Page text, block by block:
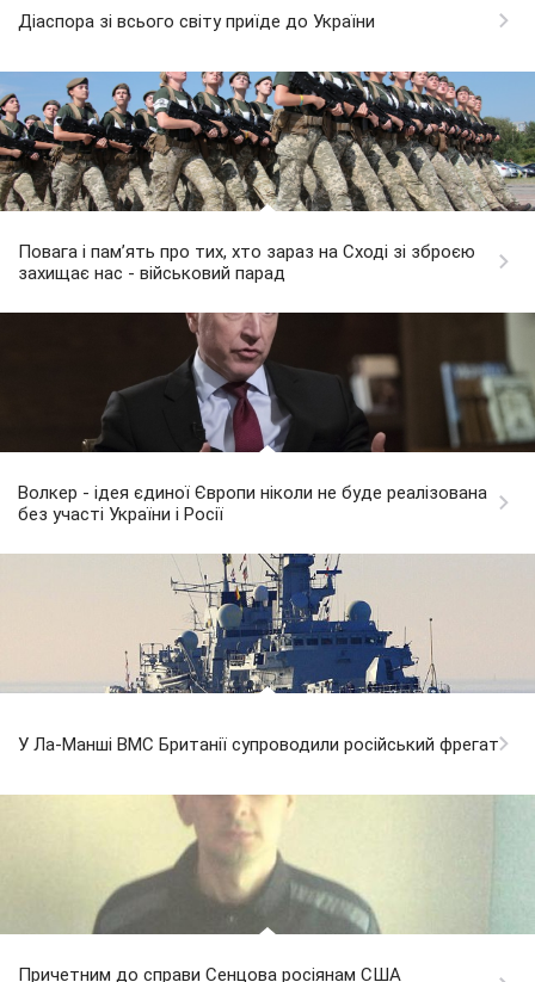
Діаспора зі всього світу приїде до України
Повага і пам’ять про тих, хто зараз на Сході зі зброєю
захищає нас - військовий парад
Волкер - ідея єдиної Європи ніколи не буде реалізована
без участі України і Росії
У Ла-Манші ВМС Британії супроводили російський фрегат
Причетним до справи Сенцова росіянам США